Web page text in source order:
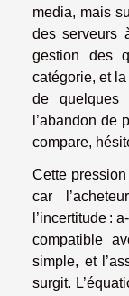
media, mais
des serveurs
gestion des
catégorie, et
de quelques
l’abandon de
compare,
Cette
car
l’incertitude :
compatible
simple, et
surgit.